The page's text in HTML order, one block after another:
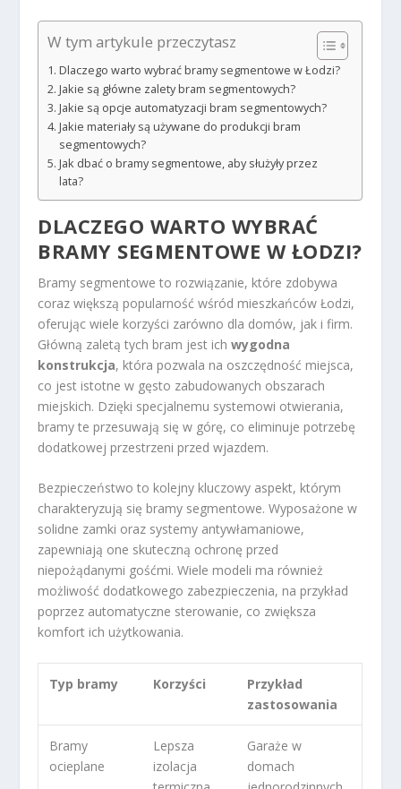
W tym artykule przeczytasz
Dlaczego warto wybrać bramy segmentowe w Łodzi?
Jakie są główne zalety bram segmentowych?
Jakie są opcje automatyzacji bram segmentowych?
Jakie materiały są używane do produkcji bram
segmentowych?
Jak dbać o bramy segmentowe, aby służyły przez
lata?
DLACZEGO WARTO WYBRAĆ
BRAMY SEGMENTOWE W ŁODZI?
Bramy segmentowe to rozwiązanie, które zdobywa
coraz większą popularność wśród mieszkańców Łodzi,
oferując wiele korzyści zarówno dla domów, jak i firm.
Główną zaletą tych bram jest ichwygodna
konstrukcja, która pozwala na oszczędność miejsca,
co jest istotne w gęsto zabudowanych obszarach
miejskich. Dzięki specjalnemu systemowi otwierania,
bramy te przesuwają się w górę, co eliminuje potrzebę
dodatkowej przestrzeni przed wjazdem.
Bezpieczeństwo to kolejny kluczowy aspekt, którym
charakteryzują się bramy segmentowe. Wyposażone w
solidne zamki oraz systemy antywłamaniowe,
zapewniają one skuteczną ochronę przed
niepożądanymi gośćmi. Wiele modeli ma również
możliwość dodatkowego zabezpieczenia, na przykład
poprzez automatyczne sterowanie, co zwiększa
komfort ich użytkowania.
Typ bramy Korzyści
Przykład
zastosowania
Bramy
ocieplane
Lepsza
izolacja
Garaże w
domach